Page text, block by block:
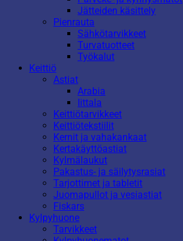
Jätteiden käsittely
Pienrauta
Sähkötarvikkeet
Turvatuotteet
Työkalut
Keittiö
Astiat
Arabia
Iittala
Keittiötarvikkeet
Keittiötekstiilit
Kernit ja vahakankaat
Kertakäyttöastiat
Kylmälaukut
Pakastus- ja säilytysrasiat
Tarjottimet ja tabletit
Juomapullot ja vesiastiat
Fiskars
Kylpyhuone
Tarvikkeet